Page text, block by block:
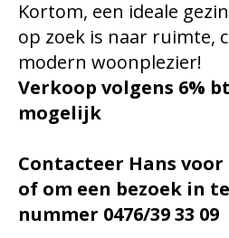
Kortom, een ideale
op zoek is naar ruimte,
modern woonplezier!
Verkoop volgens 6%
mogelijk
Contacteer Hans
of om een bezoek in
nummer 0476/39 33 09